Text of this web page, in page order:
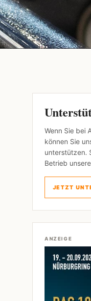
Wenn Sie bei
können Sie
unterstützen.
Betrieb
JETZT
ANZEIGE